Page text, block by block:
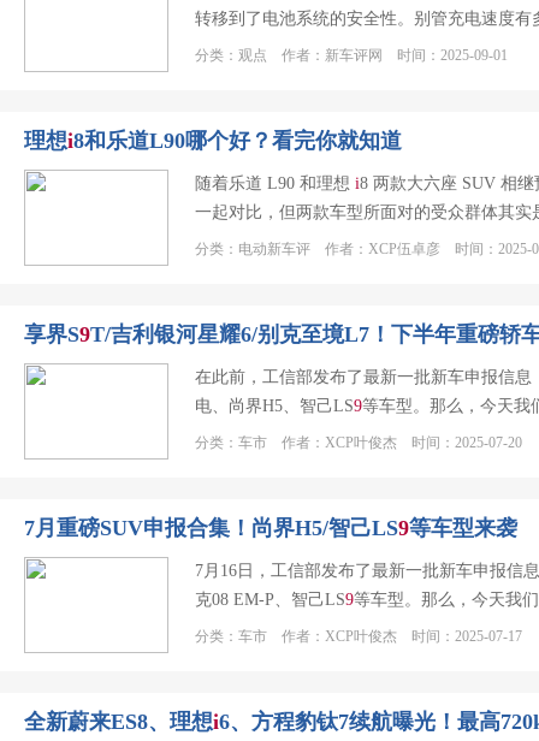
转移到了电池系统的安全性。别管充电速度
分类：观点 作者：新车评网 时间：2025-09-01
理想i8和乐道L90哪个好？看完你就知道
随着乐道 L90 和理想 i8 两款大六座 SUV 相
一起对比，但两款车型所面对的受众群体其
分类：电动新车评 作者：XCP伍卓彦 时间：2025-
享界S9T/吉利银河星耀6/别克至境L7！下半年重磅轿
在此前，工信部发布了最新一批新车申报信
电、尚界H5、智己LS9等车型。那么，今天我
分类：车市 作者：XCP叶俊杰 时间：2025-07-20
7月重磅SUV申报合集！尚界H5/智己LS9等车型来袭
7月16日，工信部发布了最新一批新车申报信
克08 EM-P、智己LS9等车型。那么，今天我
分类：车市 作者：XCP叶俊杰 时间：2025-07-17
全新蔚来ES8、理想i6、方程豹钛7续航曝光！最高